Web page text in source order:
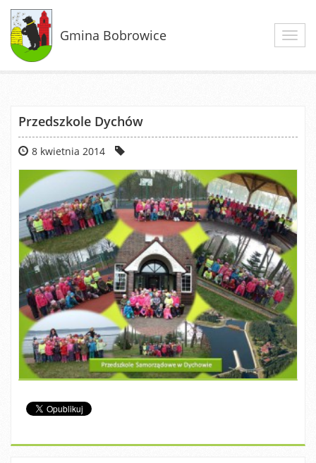
Gmina Bobrowice
Przedszkole Dychów
8 kwietnia 2014